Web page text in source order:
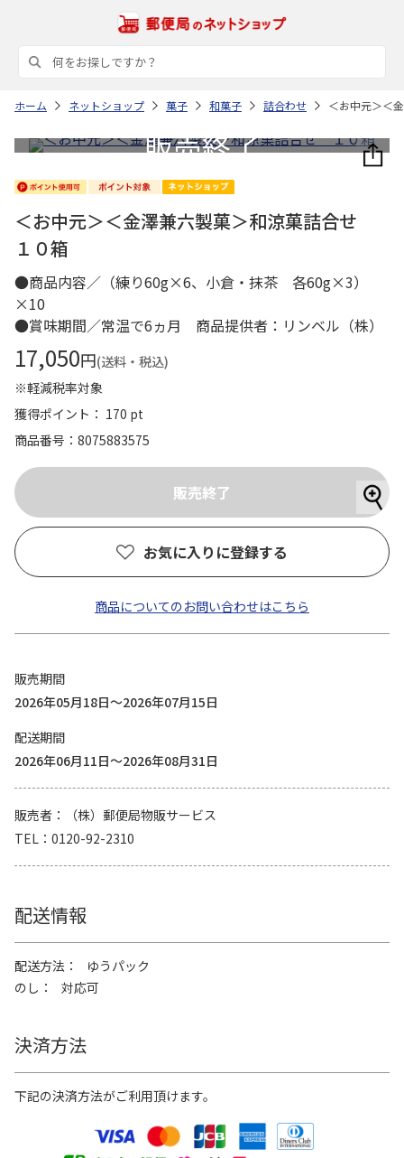
ホーム ネットショップ 菓子 和菓子 詰合わせ ＜お中元＞＜
＜お中元＞＜金澤兼六製菓＞和涼菓詰合せ
１０箱
●商品内容／（練り60g×6、小倉・抹茶 各60g×3）
×10
●賞味期間／常温で6ヵ月 商品提供者：リンベル（株）
17,050円(送料・税込)
※軽減税率対象
獲得ポイント： 170 pt
商品番号
8075883575
お気に入りに登録する
商品についてのお問い合わせはこちら
販売期間
2026年05月18日～2026年07月15日
配送期間
2026年06月11日～2026年08月31日
販売者
（株）郵便局物販サービス
TEL
0120-92-2310
配送情報
配送方法
ゆうパック
のし
対応可
決済方法
下記の決済方法がご利用頂けます。